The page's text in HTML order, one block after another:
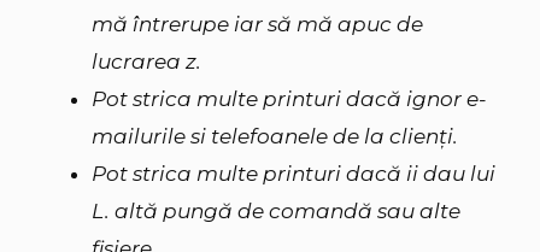
mă întrerupe iar să mă apuc de
lucrarea z.
Pot strica multe printuri dacă ignor e-
mailurile si telefoanele de la clienți.
Pot strica multe printuri dacă ii dau lui
L. altă pungă de comandă sau alte